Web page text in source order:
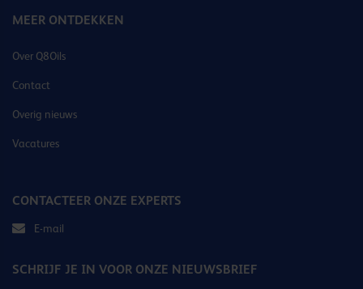
MEER ONTDEKKEN
Over Q8Oils
Contact
Overig nieuws
Vacatures
CONTACTEER ONZE EXPERTS
E-mail
SCHRIJF JE IN VOOR ONZE NIEUWSBRIEF